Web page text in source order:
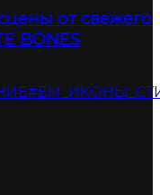
от свежего
BONES